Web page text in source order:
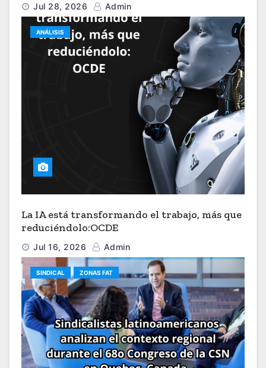
Jul 28, 2026 Admin
ANÁLISIS
La IA está transformando el trabajo, más que
reduciéndolo:OCDE
Jul 16, 2026 Admin
SINDICAL ZONAS FAT